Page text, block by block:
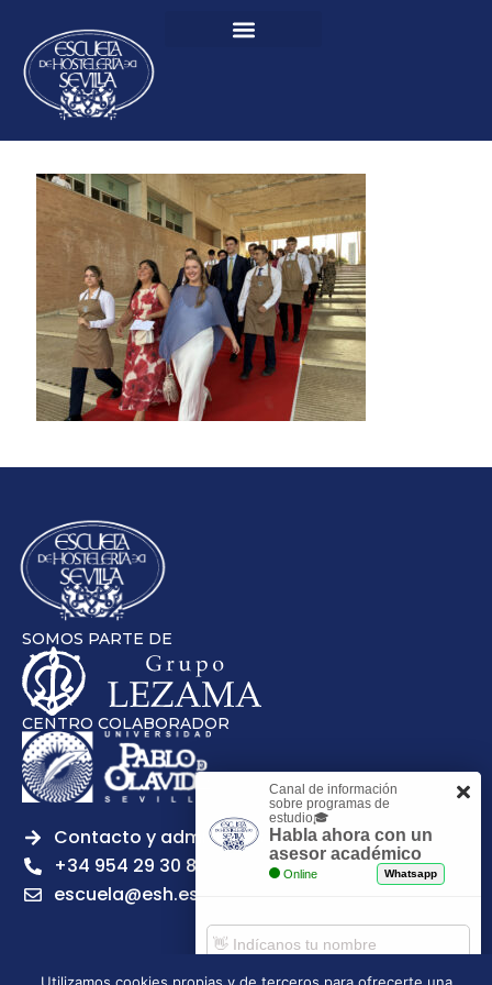
SOMOS PARTE DE
CENTRO COLABORADOR
Contacto y admisiones
+34 954 29 30 81
escuela@esh.es
Canal de información
sobre programas de
estudio🎓
Habla ahora con un
asesor académico
Online Whatsapp